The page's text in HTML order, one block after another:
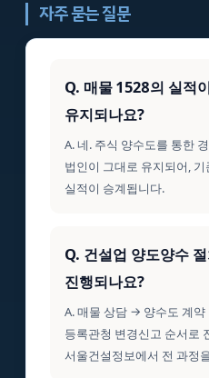
자주 묻는 질문
Q. 매물 1528의 실적
유지되나요?
A. 네. 주식 양수도를 통한
법인이 그대로 유지되어,
실적이 승계됩니다.
Q. 건설업 양도양수
진행되나요?
A. 매물 상담 → 양수도 계
등록관청 변경신고 순서로
서울건설정보에서 전 과정